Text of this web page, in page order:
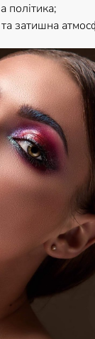
політика;
затишна